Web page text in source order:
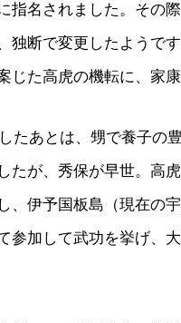
指名されました。その
独断で変更したようで
じた高虎の機転に、家
たあとは、甥で養子の
たが、秀保が早世。高
、伊予国板島（現在の
参加して武功を挙げ、